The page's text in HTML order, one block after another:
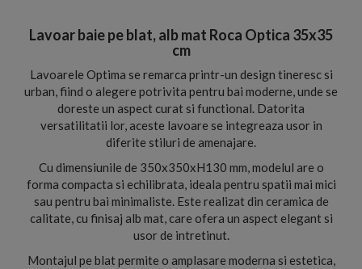
Lavoar baie pe blat, alb mat Roca Optica 35x35
cm
Lavoarele Optima se remarca printr-un design tineresc si
urban, fiind o alegere potrivita pentru bai moderne, unde se
doreste un aspect curat si functional. Datorita
versatilitatii lor, aceste lavoare se integreaza usor in
diferite stiluri de amenajare.
Cu dimensiunile de 350x350xH130 mm, modelul are o
forma compacta si echilibrata, ideala pentru spatii mai mici
sau pentru bai minimaliste. Este realizat din ceramica de
calitate, cu finisaj alb mat, care ofera un aspect elegant si
usor de intretinut.
Montajul pe blat permite o amplasare moderna si estetica,